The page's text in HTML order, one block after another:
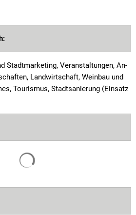
Stadtmarketing, Veranstaltungen, An-
Landwirtschaft, Weinbau und
Tourismus, Stadtsanierung (Einsatz